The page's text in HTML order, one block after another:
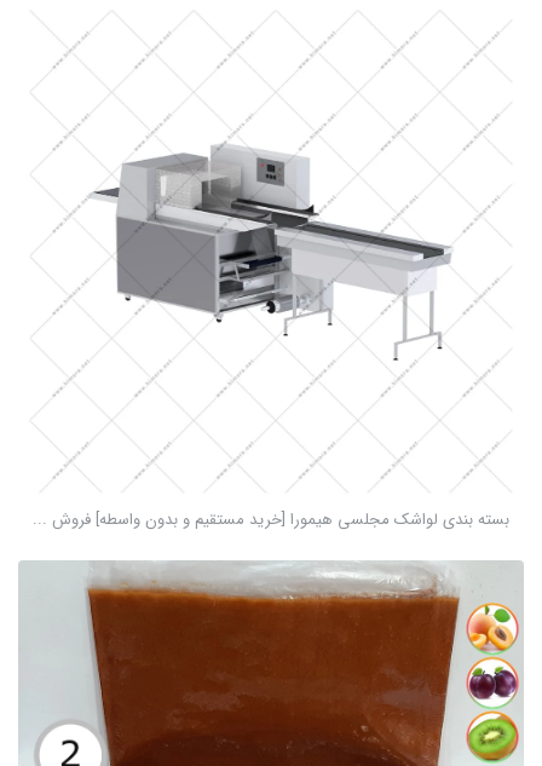
بسته بندی لواشک مجلسی هیمورا [خرید مستقیم و بدون واسطه] فروش ...